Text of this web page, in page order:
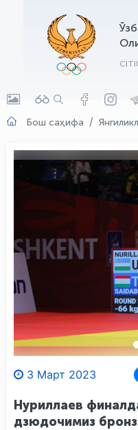
Бош саҳифа
3 Март 2023
Нуриллаев
дзюдочимиз
OLYMPCHIK AI -
Онлайн · olympic.uz